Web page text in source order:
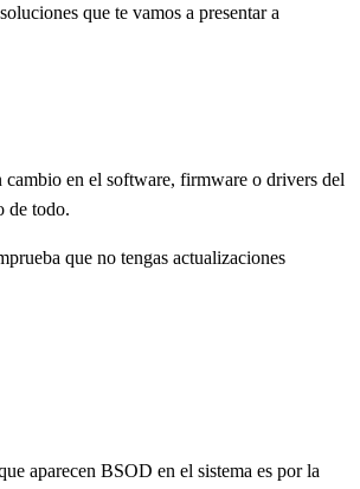
que te vamos a presentar a
cambio en el software, firmware o drivers del
de todo.
que no tengas actualizaciones
aparecen BSOD en el sistema es por la